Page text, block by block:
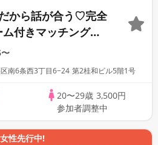
から話が合う♡完全
付きマッチングコ
南6条西3丁目6−24 第2桂和ビル5階1号
20〜29歳 3,500円
参加者調整中
女性先行中!